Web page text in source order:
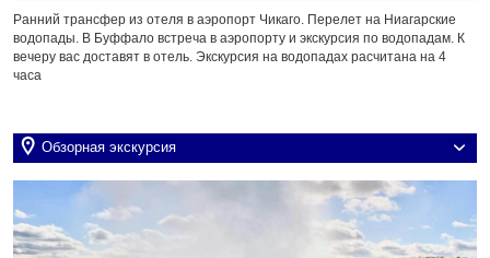
Ранний трансфер из отеля в аэропорт Чикаго. Перелет на Ниагарские
водопады. В Буффало встреча в аэропорту и экскурсия по водопадам. К
вечеру вас доставят в отель. Экскурсия на водопадах расчитана на 4
часа
Обзорная экскурсия